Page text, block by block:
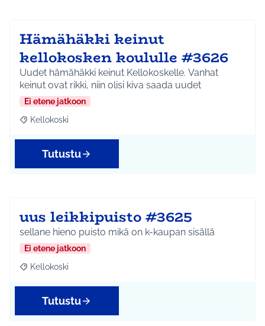
Hämähäkki keinut
kellokosken koululle #3626
Uudet hämähäkki keinut Kellokoskelle. Vanhat
keinut ovat rikki, niin olisi kiva saada uudet
Ei etene jatkoon
Rajaa tulokset teeman mukaan: Kellokoski
Kellokoski
Tutustu
uus leikkipuisto #3625
sellane hieno puisto mikä on k-kaupan sisällä
Ei etene jatkoon
Rajaa tulokset teeman mukaan: Kellokoski
Kellokoski
Tutustu